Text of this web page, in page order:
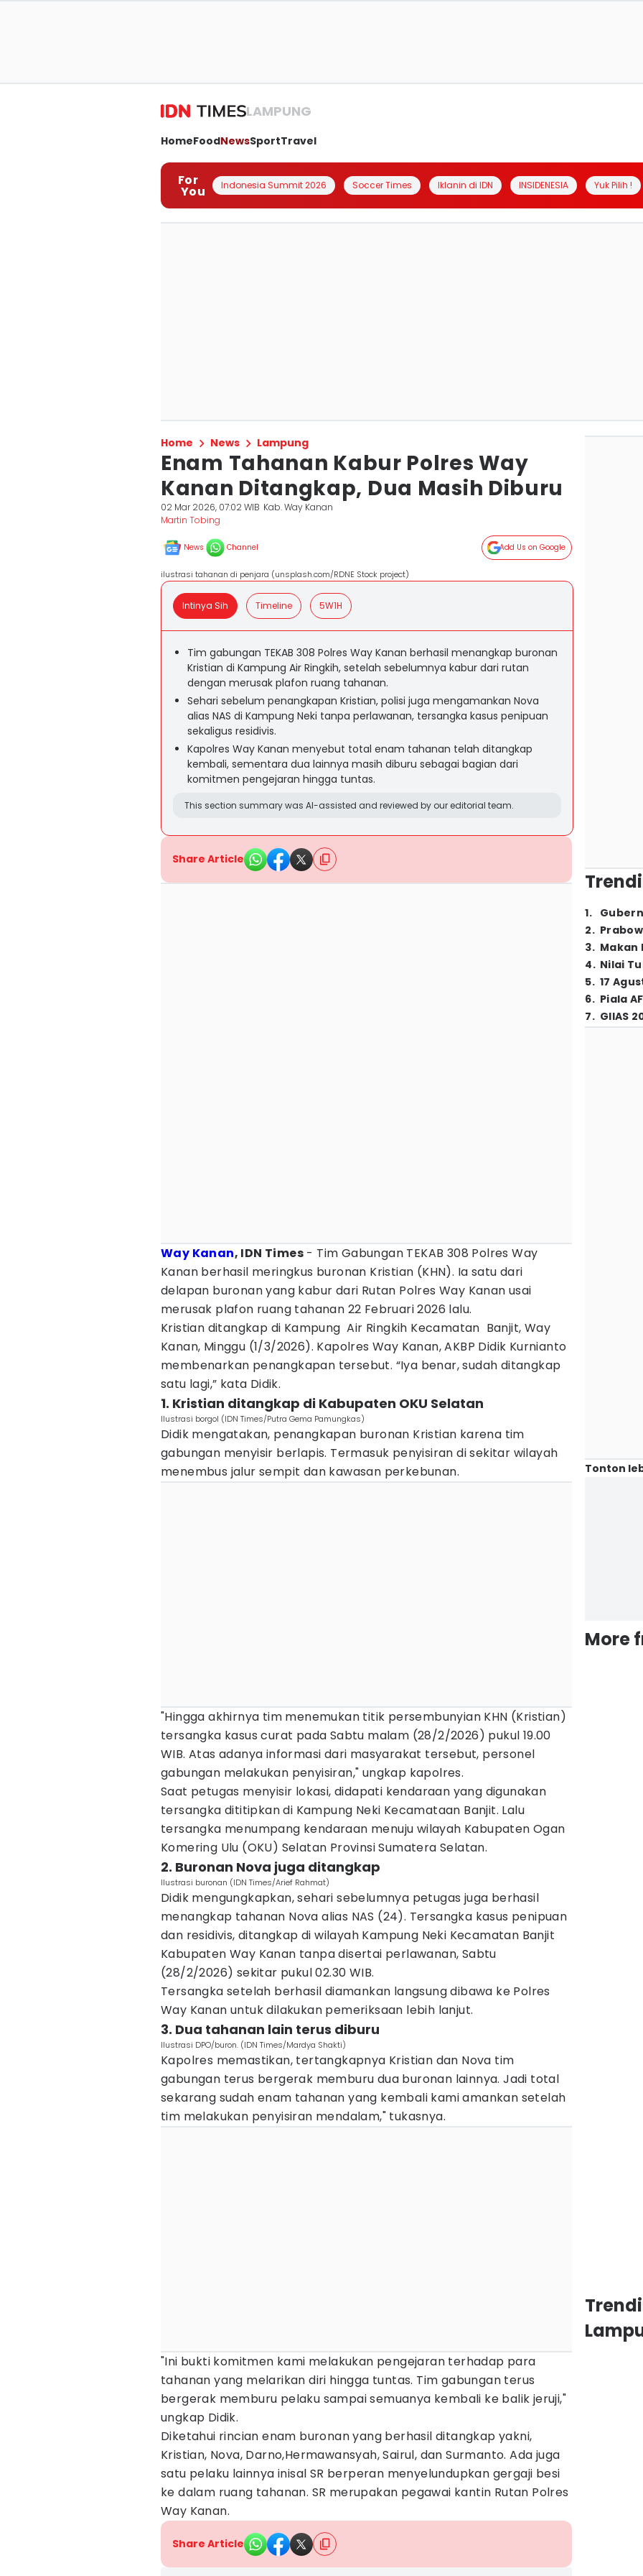
LAMPUNG
HomeFoodNewsSportTravel
For
You Indonesia Summit 2026 Soccer Times Iklanin di IDN INSIDENESIA Yuk Pilih !
Home News Lampung
Enam Tahanan Kabur Polres Way
Kanan Ditangkap, Dua Masih Diburu
02 Mar 2026, 07:02 WIB Kab. Way Kanan
Martin Tobing
News Channel Add Us on Google
ilustrasi tahanan di penjara (unsplash.com/RDNE Stock project)
Intinya Sih Timeline 5W1H
Tim gabungan TEKAB 308 Polres Way Kanan berhasil menangkap buronan
Kristian di Kampung Air Ringkih, setelah sebelumnya kabur dari rutan
dengan merusak plafon ruang tahanan.
Sehari sebelum penangkapan Kristian, polisi juga mengamankan Nova
alias NAS di Kampung Neki tanpa perlawanan, tersangka kasus penipuan
sekaligus residivis.
Kapolres Way Kanan menyebut total enam tahanan telah ditangkap
kembali, sementara dua lainnya masih diburu sebagai bagian dari
komitmen pengejaran hingga tuntas.
This section summary was AI-assisted and reviewed by our editorial team.
Share Article
Way Kanan, IDN Times - Tim Gabungan TEKAB 308 Polres Way
Kanan berhasil meringkus buronan Kristian (KHN). Ia satu dari
delapan buronan yang kabur dari Rutan Polres Way Kanan usai
merusak plafon ruang tahanan 22 Februari 2026 lalu.
Kristian ditangkap di Kampung Air Ringkih Kecamatan Banjit, Way
Kanan, Minggu (1/3/2026). Kapolres Way Kanan, AKBP Didik Kurnianto
membenarkan penangkapan tersebut. “Iya benar, sudah ditangkap
satu lagi,” kata Didik.
1. Kristian ditangkap di Kabupaten OKU Selatan
Ilustrasi borgol (IDN Times/Putra Gema Pamungkas)
Didik mengatakan, penangkapan buronan Kristian karena tim
gabungan menyisir berlapis. Termasuk penyisiran di sekitar wilayah
menembus jalur sempit dan kawasan perkebunan.
"Hingga akhirnya tim menemukan titik persembunyian KHN (Kristian)
tersangka kasus curat pada Sabtu malam (28/2/2026) pukul 19.00
WIB. Atas adanya informasi dari masyarakat tersebut, personel
gabungan melakukan penyisiran," ungkap kapolres.
Saat petugas menyisir lokasi, didapati kendaraan yang digunakan
tersangka dititipkan di Kampung Neki Kecamataan Banjit. Lalu
tersangka menumpang kendaraan menuju wilayah Kabupaten Ogan
Komering Ulu (OKU) Selatan Provinsi Sumatera Selatan.
2. Buronan Nova juga ditangkap
Ilustrasi buronan (IDN Times/Arief Rahmat)
Didik mengungkapkan, sehari sebelumnya petugas juga berhasil
menangkap tahanan Nova alias NAS (24). Tersangka kasus penipuan
dan residivis, ditangkap di wilayah Kampung Neki Kecamatan Banjit
Kabupaten Way Kanan tanpa disertai perlawanan, Sabtu
(28/2/2026) sekitar pukul 02.30 WIB.
Tersangka setelah berhasil diamankan langsung dibawa ke Polres
Way Kanan untuk dilakukan pemeriksaan lebih lanjut.
3. Dua tahanan lain terus diburu
Ilustrasi DPO/buron. (IDN Times/Mardya Shakti)
Kapolres memastikan, tertangkapnya Kristian dan Nova tim
gabungan terus bergerak memburu dua buronan lainnya. Jadi total
sekarang sudah enam tahanan yang kembali kami amankan setelah
tim melakukan penyisiran mendalam," tukasnya.
"Ini bukti komitmen kami melakukan pengejaran terhadap para
tahanan yang melarikan diri hingga tuntas. Tim gabungan terus
bergerak memburu pelaku sampai semuanya kembali ke balik jeruji,"
ungkap Didik.
Diketahui rincian enam buronan yang berhasil ditangkap yakni,
Kristian, Nova, Darno,Hermawansyah, Sairul, dan Surmanto. Ada juga
satu pelaku lainnya inisal SR berperan menyelundupkan gergaji besi
ke dalam ruang tahanan. SR merupakan pegawai kantin Rutan Polres
Way Kanan.
Share Article
1.
2.
3. Makan
4. Nilai
5. 17
6. Piala
7. GIIAS
Tonton
More